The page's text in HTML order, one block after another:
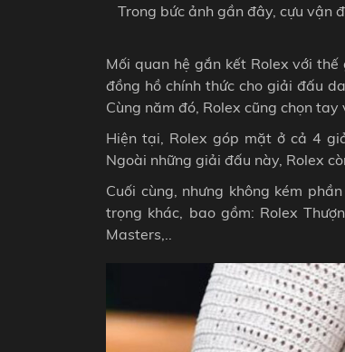
Trong bức ảnh gần đây, cựu vận
Mối quan hệ gắn kết Rolex với
đồng hồ chính thức cho giải đấu
Cùng năm đó, Rolex cũng chọn
Hiện tại, Rolex góp mặt ở cả 4
Ngoài những giải đấu này, Rolex
Cuối cùng, nhưng không kém
trọng khác, bao gồm: Rolex
Masters,..